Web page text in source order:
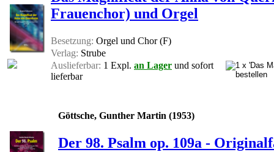
Frauenchor) und Orgel
Besetzung: Orgel und Chor (F)
Verlag: Strube
Auslieferbar: 1 Expl. an Lager und sofort
lieferbar
Göttsche, Gunther Martin (1953)
Der 98. Psalm op. 109a -